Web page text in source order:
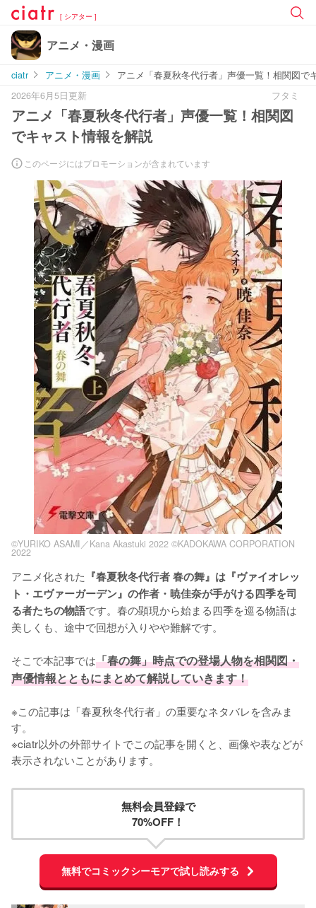
[ シアター ]
アニメ・漫画
ciatr アニメ・漫画
アニメ「春夏秋冬代行者」声優一覧！相関図で
2026年6月5日更新
フタミ
アニメ「春夏秋冬代行者」声優一覧！相関図
でキャスト情報を解説
このページにはプロモーションが含まれています
©YURIKO ASAMI／Kana Akastuki 2022 ©KADOKAWA CORPORATION
2022
アニメ化された 『春夏秋冬代行者 春の舞』は『ヴァイオレッ
ト・エヴァーガーデン』の作者・暁佳奈が手がける四季を司
る者たちの物語です。春の顕現から始まる四季を巡る物語は
美しくも、途中で回想が入りやや難解です。
そこで本記事では「春の舞」時点での登場人物を相関図・
声優情報とともにまとめて解説していきます！
※この記事は「春夏秋冬代行者」の重要なネタバレを含みま
す。
※ciatr以外の外部サイトでこの記事を開くと、画像や表などが
表示されないことがあります。
無料会員登録で
70%OFF！
無料でコミックシーモアで試し読みする